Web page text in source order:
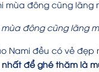
đông cũng lãng
Nami đều có vẻ đẹp
để ghé thăm là